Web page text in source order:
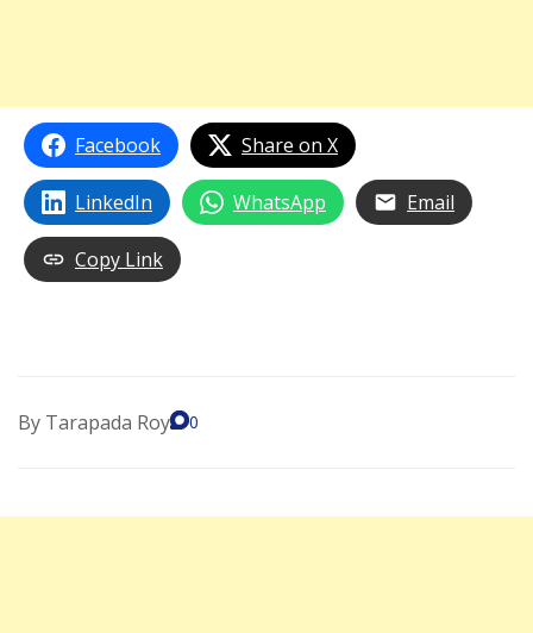
Facebook Share on X
LinkedIn WhatsApp Email
Copy Link
By Tarapada Roy 0